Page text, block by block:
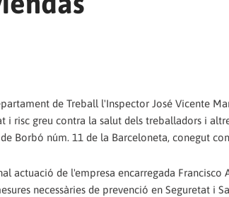
de Treball l'Inspector José Vicente
i risc greu contra la salut dels treballadors i
Borbó núm. 11 de la Barceloneta, conegut
actuació de l'empresa encarregada Francisco
necessàries de prevenció en Seguretat i